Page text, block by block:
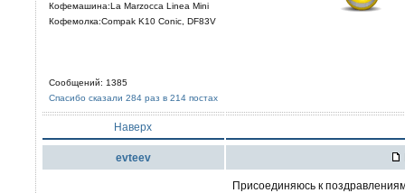
Кофемашина:La Marzocca Linea Mini
Кофемолка:Compak K10 Conic, DF83V
Сообщений: 1385
Спасибо сказали 284 раз в 214 постах
Наверх
evteev
Присоединяюсь к